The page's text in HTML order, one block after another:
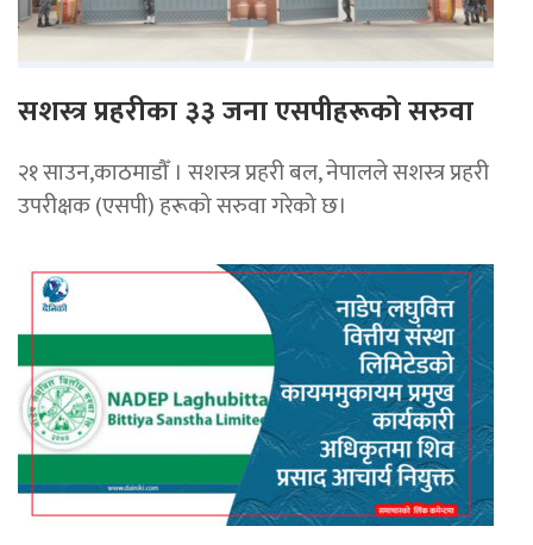
सशस्त्र प्रहरीका ३३ जना एसपीहरूको सरुवा
२१ साउन,काठमाडौँ । सशस्त्र प्रहरी बल, नेपालले सशस्त्र प्रहरी
उपरीक्षक (एसपी) हरूको सरुवा गरेको छ।